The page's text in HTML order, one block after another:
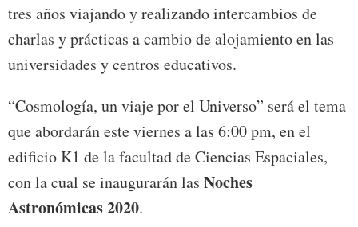
tres años viajando y realizando intercambios de
charlas y prácticas a cambio de alojamiento en las
universidades y centros educativos.
“Cosmología, un viaje por el Universo” será el tema
que abordarán este viernes a las 6:00 pm, en el
edificio K1 de la facultad de Ciencias Espaciales,
con la cual se inaugurarán las Noches
Astronómicas 2020.